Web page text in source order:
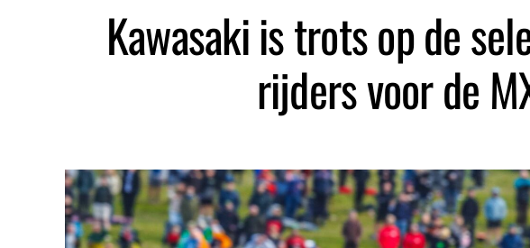
Kawasaki is trots op de
rijders voor de